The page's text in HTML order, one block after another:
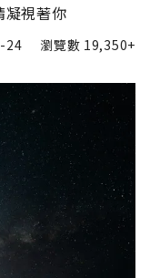
凝視著你
24 瀏覽數 19,350+